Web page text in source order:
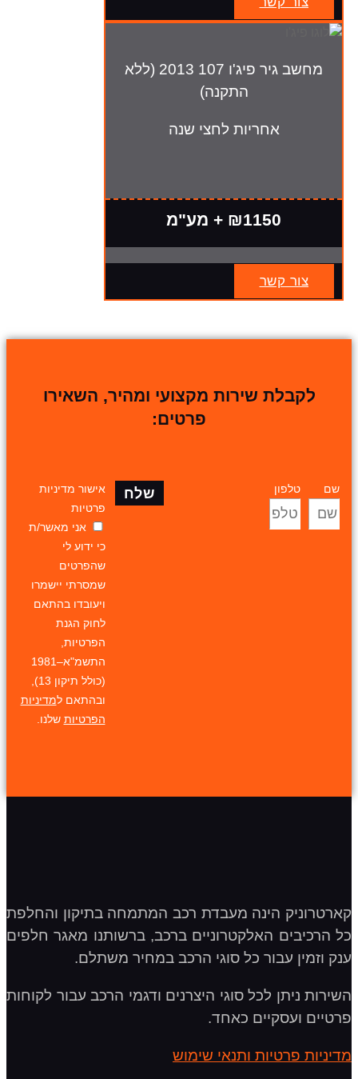
מחשב גיר פיג'ו 107 2013 (ללא
התקנה)
אחריות לחצי שנה
₪1150 + מע"מ
צור קשר
לקבלת שירות מקצועי ומהיר, השאירו
פרטים:
שם טלפון
אישור מדיניות
פרטיות
אני מאשר/ת
כי ידוע לי
שהפרטים
שמסרתי יישמרו
ויעובדו בהתאם
לחוק הגנת
הפרטיות,
התשמ"א–1981
(כולל תיקון 13),
ובהתאם למדיניות
הפרטיות שלנו.
שלח
קארטרוניק הינה מעבדת רכב המתמחה בתיקון והחלפת
כל הרכיבים האלקטרוניים ברכב, ברשותנו מאגר חלפים
ענק וזמין עבור כל סוגי הרכב במחיר משתלם.
השירות ניתן לכל סוגי היצרנים ודגמי הרכב עבור לקוחות
פרטיים ועסקיים כאחד.
מדיניות פרטיות ותנאי שימוש